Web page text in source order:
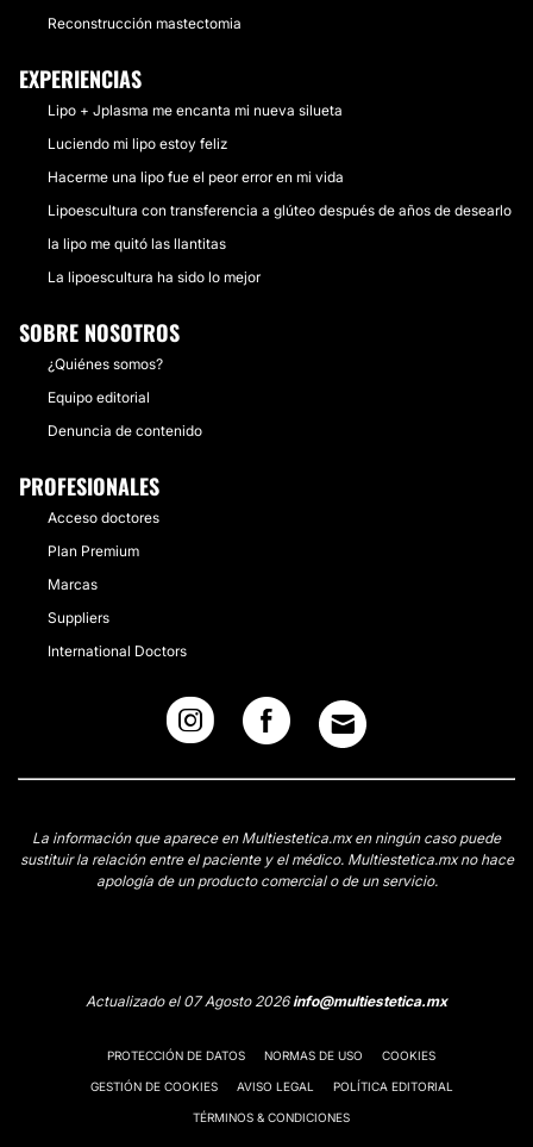
Reconstrucción mastectomia
EXPERIENCIAS
Lipo + Jplasma me encanta mi nueva silueta
Luciendo mi lipo estoy feliz
Hacerme una lipo fue el peor error en mi vida
Lipoescultura con transferencia a glúteo después de años de desearlo
la lipo me quitó las llantitas
La lipoescultura ha sido lo mejor
SOBRE NOSOTROS
¿Quiénes somos?
Equipo editorial
Denuncia de contenido
PROFESIONALES
Acceso doctores
Plan Premium
Marcas
Suppliers
International Doctors
La información que aparece en Multiestetica.mx en ningún caso puede
sustituir la relación entre el paciente y el médico. Multiestetica.mx no hace
apología de un producto comercial o de un servicio.
Actualizado el 07 Agosto 2026info@multiestetica.mx
PROTECCIÓN DE DATOS NORMAS DE USO COOKIES
GESTIÓN DE COOKIES AVISO LEGAL POLÍTICA EDITORIAL
TÉRMINOS & CONDICIONES